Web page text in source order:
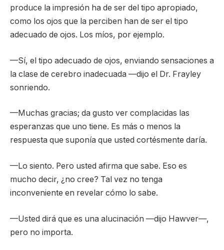
produce la impresión ha de ser del tipo apropiado,
como los ojos que la perciben han de ser el tipo
adecuado de ojos. Los míos, por ejemplo.
—Sí, el tipo adecuado de ojos, enviando sensaciones a
la clase de cerebro inadecuada —dijo el Dr. Frayley
sonriendo.
—Muchas gracias; da gusto ver complacidas las
esperanzas que uno tiene. Es más o menos la
respuesta que suponía que usted cortésmente daría.
—Lo siento. Pero usted afirma que sabe. Eso es
mucho decir, ¿no cree? Tal vez no tenga
inconveniente en revelar cómo lo sabe.
—Usted dirá que es una alucinación —dijo Hawver—,
pero no importa.